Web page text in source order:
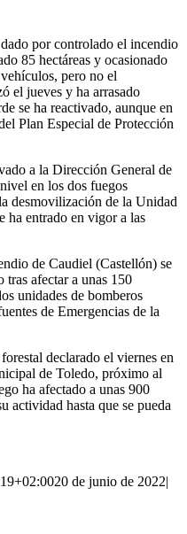
por controlado el incendio
85 hectáreas y ocasionado
pero no el
el jueves y ha arrasado
se ha reactivado, aunque en
Plan Especial de Protección
a la Dirección General de
en los dos fuegos
desmovilización de la Unidad
entrado en vigor a las
de Caudiel (Castellón) se
tras afectar a unas 150
unidades de bomberos
de Emergencias de la
declarado el viernes en
de Toledo, próximo al
ha afectado a unas 900
actividad hasta que se pueda
20 de junio de 2022|